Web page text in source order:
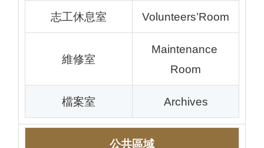
志工休息室 Volunteers’Room
維修室
Maintenance
Room
檔案室 Archives
公共區域